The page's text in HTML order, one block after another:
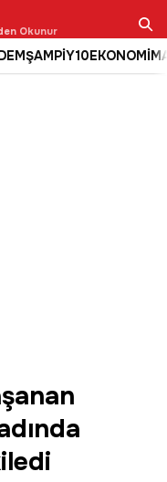
Okunur
ŞAMPİY10EKONOMİ
Ara